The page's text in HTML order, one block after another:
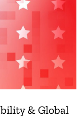
& Global